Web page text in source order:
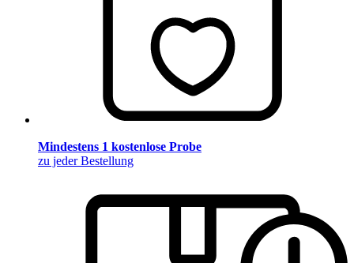
Mindestens 1 kostenlose Probe
zu jeder Bestellung